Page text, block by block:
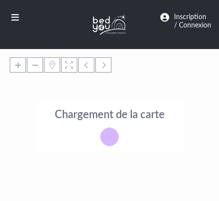
Inscription
/ Connexion
Chargement de la carte